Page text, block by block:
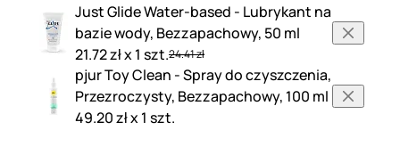
Just Glide Water-based - Lubrykant na
bazie wody, Bezzapachowy, 50 ml
21.72 zł x 1 szt.24.41 zł
pjur Toy Clean - Spray do czyszczenia,
Przezroczysty, Bezzapachowy, 100 ml
49.20 zł x 1 szt.